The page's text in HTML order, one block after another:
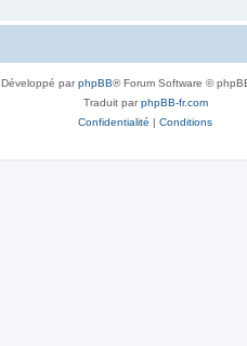
Développé parphpBB® Forum Software ©
Traduit parphpBB-fr.com
Confidentialité | Conditions